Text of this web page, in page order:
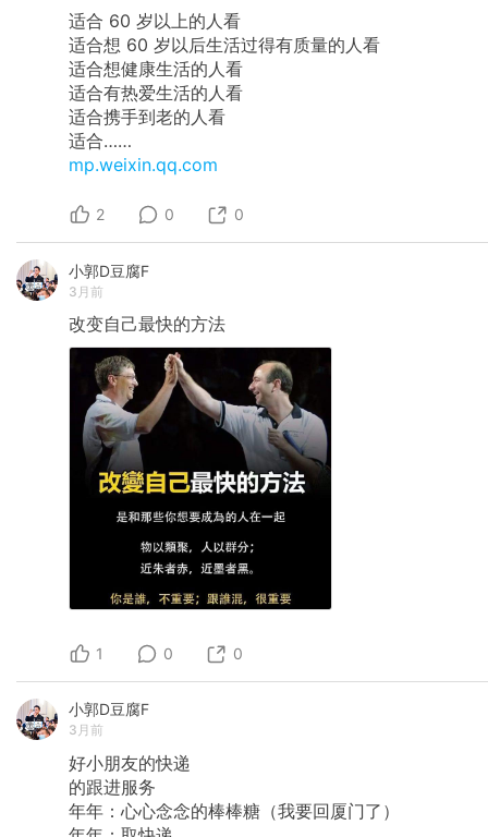
适合 60 岁以上的人看
​适合想 60 岁以后生活过得有质量的人看
​适合想健康生活的人看
​适合有热爱生活的人看
​适合携手到老的人看
​适合……
mp.weixin.qq.com
2 0 0
小郭D豆腐F
3月前
改变自己最快的方法
1 0 0
小郭D豆腐F
3月前
好小朋友的快递
的跟进服务
年年：​心心念念的棒棒糖（我要回厦门了）